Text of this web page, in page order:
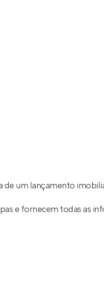
de um lançamento
e fornecem todas as